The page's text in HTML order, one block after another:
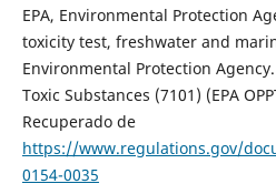
EPA, Environmental Protection
toxicity test, freshwater and
Environmental Protection
Toxic Substances (7101) (EPA
Recuperado de
https://www.regulations.gov/
0154-0035